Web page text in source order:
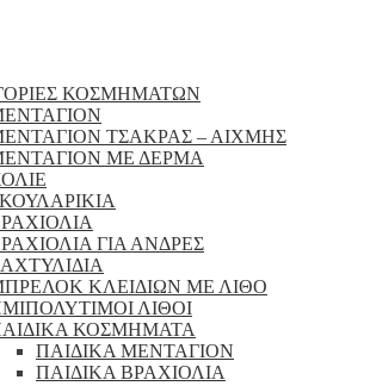
ΚΟΣΜΗΜΑΤΩΝ
ΤΣΑΚΡΑΣ – ΑΙΧΜΗΣ
ΜΕ ΔΕΡΜΑ
ΓΙΑ ΑΝΔΡΕΣ
ΚΛΕΙΔΙΩΝ ΜΕ ΛΙΘΟ
ΛΙΘΟΙ
ΚΟΣΜΗΜΑΤΑ
ΠΑΙΔΙΚΑ ΜΕΝΤΑΓΙΟΝ
ΠΑΙΔΙΚΑ ΒΡΑΧΙΟΛΙΑ